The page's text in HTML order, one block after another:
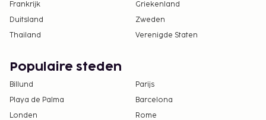
Frankrijk
Griekenland
Duitsland
Zweden
Thailand
Verenigde Staten
Populaire steden
Billund
Parijs
Playa de Palma
Barcelona
Londen
Rome